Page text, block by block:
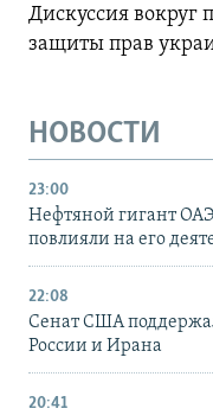
Дискуссия вокруг
защиты прав
НОВОСТИ
23:00
Нефтяной гигант ОАЭ
повлияли на его
22:08
Сенат США
России и Ирана
20:41